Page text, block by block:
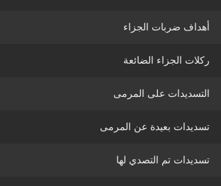
أهداف ضربات الجزاء
ركلات الجزاء الضائعة
التسديدات على المرمى
تسديدات بعيدة عن المرمى
تسديدات تم التصدي لها